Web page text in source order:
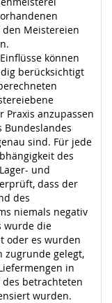
Meistereien
können
berücksichtigt
Praxis anzupassen
Bundeslandes
sind. Für jede
des
und
dass der
des
niemals negativ
wurde die
oder es wurden
zugrunde gelegt,
in
betrachteten
wurden.